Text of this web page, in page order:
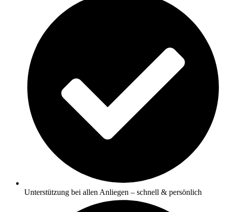
Unterstützung bei allen Anliegen – schnell & persönlich